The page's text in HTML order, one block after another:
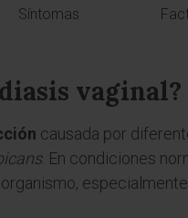
Síntomas
vaginal?
causada por
. En condiciones